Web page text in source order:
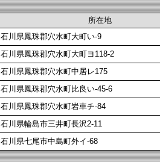
所在地
石川県鳳珠郡穴水町大町い-9
石川県鳳珠郡穴水町大町ヨ118-2
石川県鳳珠郡穴水町中居レ175
石川県鳳珠郡穴水町比良い-45-6
石川県鳳珠郡穴水町岩車チ-84
石川県輪島市三井町長沢2-11
石川県七尾市中島町外イ-68